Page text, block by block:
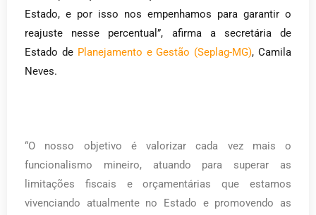
Estado, e por isso nos empenhamos para garantir o
reajuste nesse percentual”, afirma a secretária de
Estado de Planejamento e Gestão (Seplag-MG), Camila
Neves.
“O nosso objetivo é valorizar cada vez mais o
funcionalismo mineiro, atuando para superar as
limitações fiscais e orçamentárias que estamos
vivenciando atualmente no Estado e promovendo as